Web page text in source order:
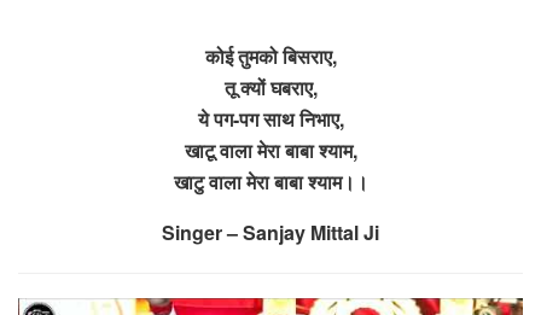
कोई तुमको बिसराए,
तू क्यों घबराए,
ये पग-पग साथ निभाए,
खाटू वाला मेरा बाबा श्याम,
खाटु वाला मेरा बाबा श्याम।।
Singer – Sanjay Mittal Ji